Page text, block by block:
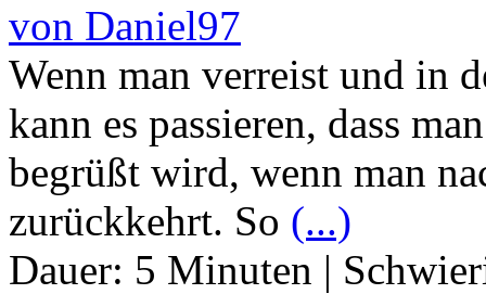
von Daniel97
Wenn man verreist und in
kann es passieren, dass
begrüßt wird, wenn man
zurückkehrt. So (...)
Dauer: 5 Minuten |